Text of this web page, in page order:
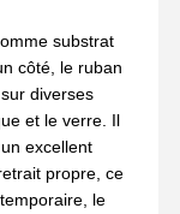
substrat
côté, le ruban
diverses
et le verre. Il
excellent
propre, ce
le